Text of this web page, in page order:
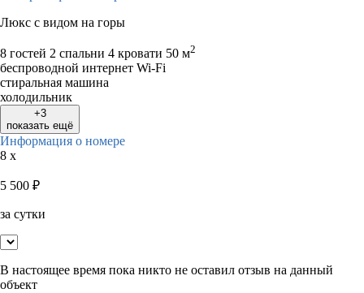
Люкс с видом на горы
8 гостей 2 спальни 4 кровати 50 м2
беспроводной интернет Wi-Fi
стиральная машина
холодильник
+3
показать ещё
Информация о номере
8 x
5 500 ₽
за сутки
В настоящее время пока никто не оставил отзыв на данный
объект